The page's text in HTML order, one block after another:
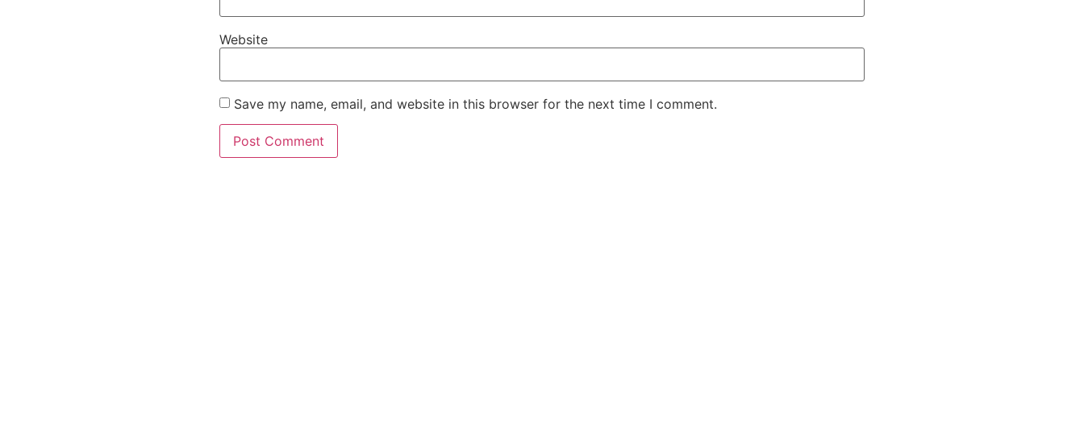
Website
Save my name, email, and website in this browser for the next time I comment.